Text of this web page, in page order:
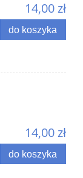
14,00 zł
do koszyka
14,00 zł
do koszyka